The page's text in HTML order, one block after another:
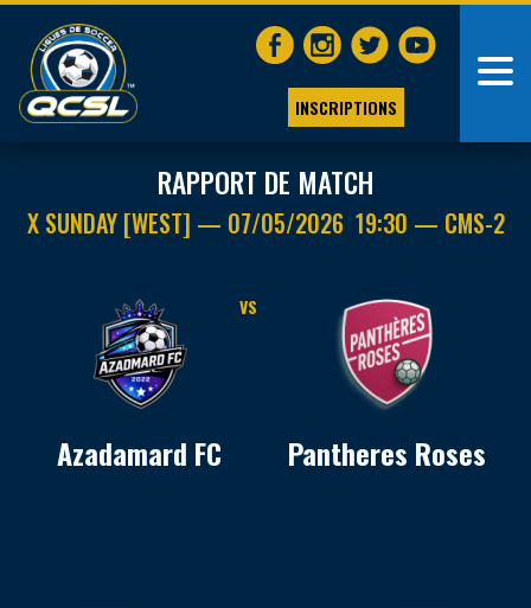
INSCRIPTIONS
RAPPORT DE MATCH
X SUNDAY [WEST] — 07/05/2026 19:30 — CMS-2
Azadamard FC
VS
Pantheres Roses